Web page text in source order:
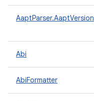
AaptParser.AaptVersion
Abi
AbiFormatter